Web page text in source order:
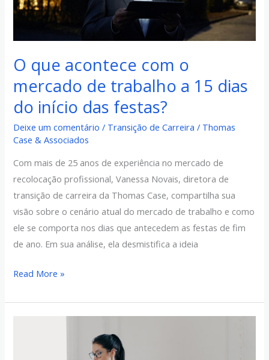
O que acontece com o
mercado de trabalho a 15 dias
do início das festas?
Deixe um comentário / Transição de Carreira / Thomas
Case & Associados
Com mais de 25 anos de experiência no mercado de
recolocação profissional, Vanessa Novais, diretora de
transição de carreira da Thomas Case, compartilha sua
visão sobre o cenário atual do mercado de trabalho e como
ele se comporta nos dias que antecedem as festas de fim
de ano. Em sua análise, ela desmistifica a ideia
mercado
trabalho
15
dias
do
das
Read More »